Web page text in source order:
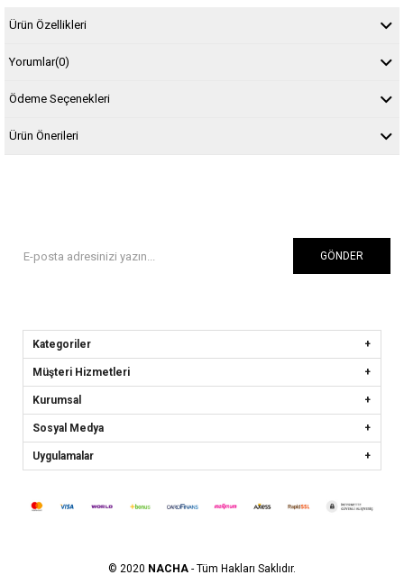
Ürün Özellikleri
Yorumlar(0)
Ödeme Seçenekleri
Ürün Önerileri
GÖNDER
Kategoriler
Müşteri Hizmetleri
Kurumsal
Sosyal Medya
Uygulamalar
© 2020 NACHA - Tüm Hakları Saklıdır.